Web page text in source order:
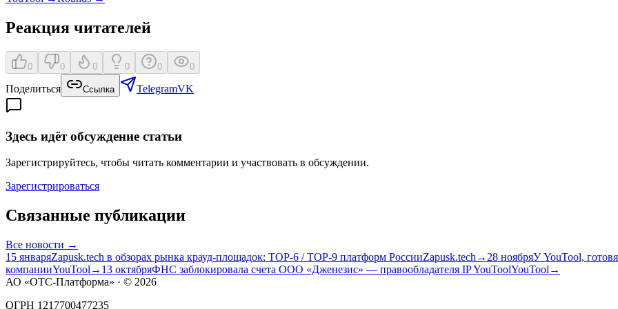
Реакция читателей
0 0 0 0 0 0
Поделиться Ссылка TelegramVK
Здесь идёт обсуждение статьи
Зарегистрируйтесь, чтобы читать комментарии и участвовать в обсуждении.
Зарегистрироваться
Связанные публикации
Все новости →
15 январяZapusk.tech в обзорах рынка крауд-площадок: TOP-6 / TOP-9 платформ РоссииZapusk.tech → 28 ноябряУ YouTool,
компанииYouTool → 13 октябряФНС заблокировала счета ООО «Дженезис» — правообладателя IP YouToolYouTool →
АО «ОТС-Платформа» · © 2026
ОГРН 1217700477235